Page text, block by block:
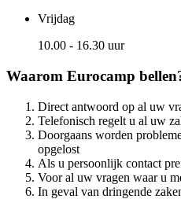
Vrijdag
10.00 - 16.30 uur
Waarom Eurocamp
Direct antwoord op al uw
Telefonisch regelt u al uw
Doorgaans worden
opgelost
Als u persoonlijk contact
Voor al uw vragen waar u
In geval van dringende